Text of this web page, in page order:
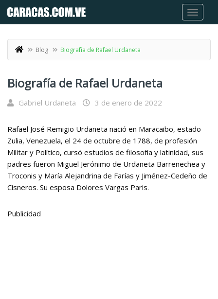
Blog Biografía de Rafael Urdaneta
Biografía de Rafael Urdaneta
Gabriel Urdaneta 3 de enero de 2022
Rafael José Remigio Urdaneta nació en Maracaibo, estado
Zulia, Venezuela, el 24 de octubre de 1788, de profesión
Militar y Político, cursó estudios de filosofía y latinidad, sus
padres fueron Miguel Jerónimo de Urdaneta Barrenechea y
Troconis y María Alejandrina de Farías y Jiménez-Cedeño de
Cisneros. Su esposa Dolores Vargas Paris.
Publicidad